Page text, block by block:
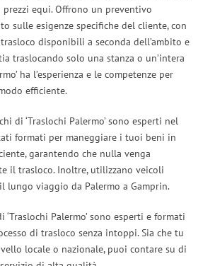
equi. Offrono un preventivo
sulle esigenze specifiche del cliente, con
disponibili a seconda dell’ambito e
traslocando solo una stanza o un’intera
ha l’esperienza e le competenze per
efficiente.
di ‘Traslochi Palermo’ sono esperti nel
formati per maneggiare i tuoi beni in
garantendo che nulla venga
il trasloco. Inoltre, utilizzano veicoli
lungo viaggio da Palermo a Gamprin.
Palermo’ sono esperti e formati
di trasloco senza intoppi. Sia che tu
locale o nazionale, puoi contare su di